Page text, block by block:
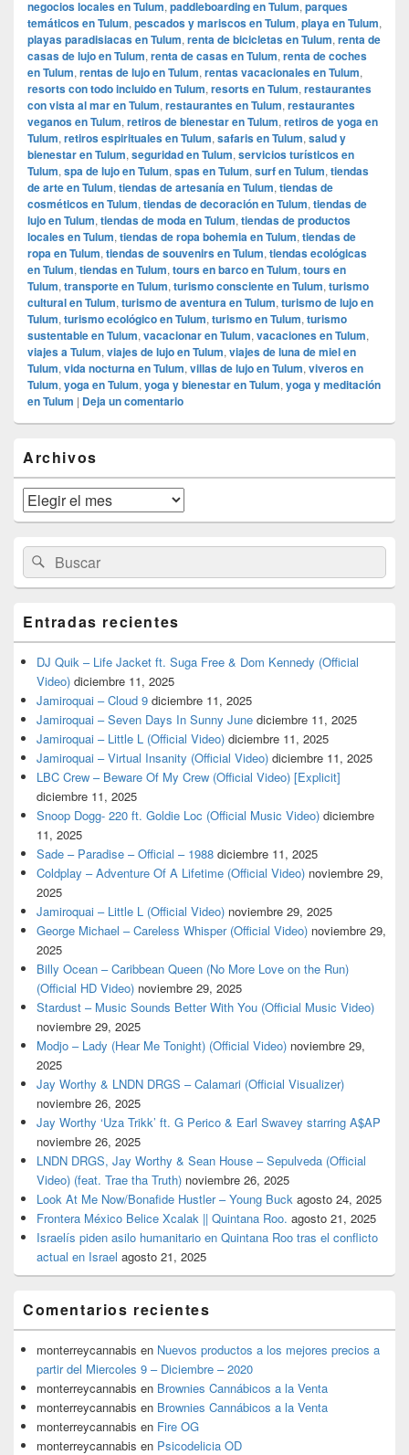
negocios locales en Tulum, paddleboarding en Tulum, parques
temáticos en Tulum, pescados y mariscos en Tulum, playa en Tulum,
playas paradisiacas en Tulum, renta de bicicletas en Tulum, renta de
casas de lujo en Tulum, renta de casas en Tulum, renta de coches
en Tulum, rentas de lujo en Tulum, rentas vacacionales en Tulum,
resorts con todo incluido en Tulum, resorts en Tulum, restaurantes
con vista al mar en Tulum, restaurantes en Tulum, restaurantes
veganos en Tulum, retiros de bienestar en Tulum, retiros de yoga en
Tulum, retiros espirituales en Tulum, safaris en Tulum, salud y
bienestar en Tulum, seguridad en Tulum, servicios turísticos en
Tulum, spa de lujo en Tulum, spas en Tulum, surf en Tulum, tiendas
de arte en Tulum, tiendas de artesanía en Tulum, tiendas de
cosméticos en Tulum, tiendas de decoración en Tulum, tiendas de
lujo en Tulum, tiendas de moda en Tulum, tiendas de productos
locales en Tulum, tiendas de ropa bohemia en Tulum, tiendas de
ropa en Tulum, tiendas de souvenirs en Tulum, tiendas ecológicas
en Tulum, tiendas en Tulum, tours en barco en Tulum, tours en
Tulum, transporte en Tulum, turismo consciente en Tulum, turismo
cultural en Tulum, turismo de aventura en Tulum, turismo de lujo en
Tulum, turismo ecológico en Tulum, turismo en Tulum, turismo
sustentable en Tulum, vacacionar en Tulum, vacaciones en Tulum,
viajes a Tulum, viajes de lujo en Tulum, viajes de luna de miel en
Tulum, vida nocturna en Tulum, villas de lujo en Tulum, viveros en
Tulum, yoga en Tulum, yoga y bienestar en Tulum, yoga y meditación
en Tulum | Deja un comentario
área
de
widget
barra
lateral
primaria
Archivos
Archivos
Buscar
por:
Buscar
Entradas recientes
DJ Quik – Life Jacket ft. Suga Free & Dom Kennedy (Official
Video) diciembre 11, 2025
Jamiroquai – Cloud 9 diciembre 11, 2025
Jamiroquai – Seven Days In Sunny June diciembre 11, 2025
Jamiroquai – Little L (Official Video) diciembre 11, 2025
Jamiroquai – Virtual Insanity (Official Video) diciembre 11, 2025
LBC Crew – Beware Of My Crew (Official Video) [Explicit]
diciembre 11, 2025
Snoop Dogg- 220 ft. Goldie Loc (Official Music Video) diciembre
11, 2025
Sade – Paradise – Official – 1988 diciembre 11, 2025
Coldplay – Adventure Of A Lifetime (Official Video) noviembre 29,
2025
Jamiroquai – Little L (Official Video) noviembre 29, 2025
George Michael – Careless Whisper (Official Video) noviembre 29,
2025
Billy Ocean – Caribbean Queen (No More Love on the Run)
(Official HD Video) noviembre 29, 2025
Stardust – Music Sounds Better With You (Official Music Video)
noviembre 29, 2025
Modjo – Lady (Hear Me Tonight) (Official Video) noviembre 29,
2025
Jay Worthy & LNDN DRGS – Calamari (Official Visualizer)
noviembre 26, 2025
Jay Worthy ‘Uza Trikk’ ft. G Perico & Earl Swavey starring A$AP
noviembre 26, 2025
LNDN DRGS, Jay Worthy & Sean House – Sepulveda (Official
Video) (feat. Trae tha Truth) noviembre 26, 2025
Look At Me Now/Bonafide Hustler – Young Buck agosto 24, 2025
Frontera México Belice Xcalak || Quintana Roo. agosto 21, 2025
Israelís piden asilo humanitario en Quintana Roo tras el conflicto
actual en Israel agosto 21, 2025
Comentarios recientes
monterreycannabis en Nuevos productos a los mejores precios a
partir del Miercoles 9 – Diciembre – 2020
monterreycannabis en Brownies Cannábicos a la Venta
monterreycannabis en Brownies Cannábicos a la Venta
monterreycannabis en Fire OG
monterreycannabis en Psicodelicia OD